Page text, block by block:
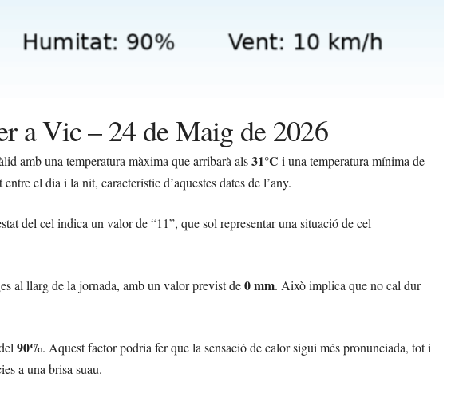
a Vic – 24 de Maig de 2026
amb una temperatura màxima que arribarà als31°C i una temperatura mínima de
el dia i la nit, característic d’aquestes dates de l’any.
del cel indica un valor de “11”, que sol representar una situació de cel
al llarg de la jornada, amb un valor previst de0 mm. Això implica que no cal dur
90%. Aquest factor podria fer que la sensació de calor sigui més pronunciada, tot i
a una brisa suau.